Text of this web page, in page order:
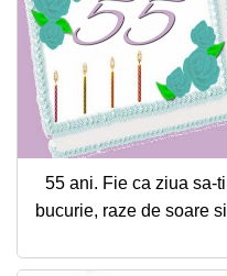
55 ani. Fie ca ziua sa-
bucurie, raze de soare